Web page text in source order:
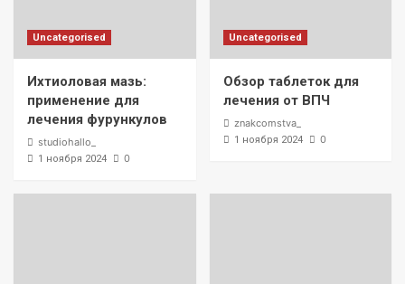
Uncategorised
Ихтиоловая мазь:
применение для
лечения фурункулов
studiohallo_
1 ноября 2024 0
Uncategorised
Обзор таблеток для
лечения от ВПЧ
znakcomstva_
1 ноября 2024 0